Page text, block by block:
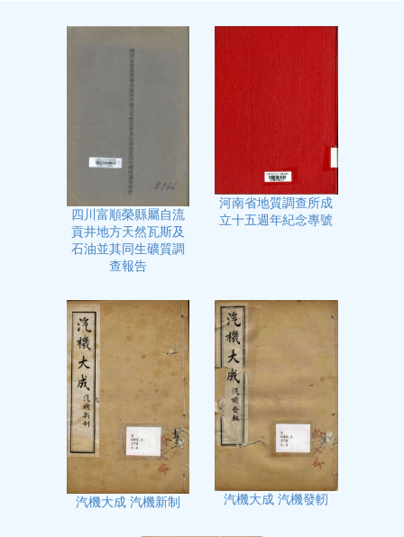
四川富順榮縣屬自流
貢井地方天然瓦斯及
石油並其同生礦質調
查報告
河南省地質調查所成
立十五週年紀念專號
汽機大成 汽機新制 汽機大成 汽機發軔